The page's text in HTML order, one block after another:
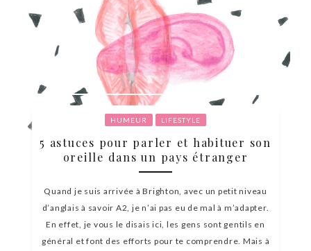
HUMEUR LIFESTYLE
5 astuces pour parler et habituer son
oreille dans un pays étranger
Quand je suis arrivée à Brighton, avec un petit niveau
d’anglais à savoir A2, je n’ai pas eu de mal à m’adapter.
En effet, je vous le disais ici, les gens sont gentils en
général et font des efforts pour te comprendre. Mais à